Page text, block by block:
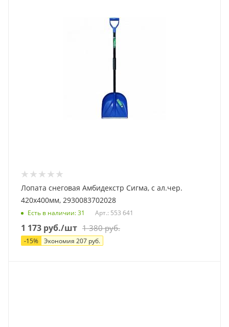
Лопата снеговая Амбидекстр Сигма, с ал.чер.
420x400мм, 2930083702028
Есть в наличии: 31 Арт.: 553 641
1 173 руб./шт 1 380руб.
-15% Экономия 207 руб.